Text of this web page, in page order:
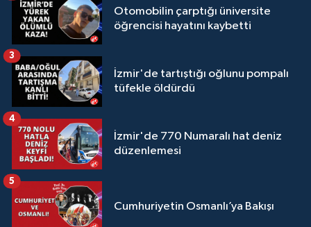
Otomobilin çarptığı üniversite
öğrencisi hayatını kaybetti
İzmir'de tartıştığı oğlunu pompalı
tüfekle öldürdü
3
İzmir'de 770 Numaralı hat deniz
düzenlemesi
4
Cumhuriyetin Osmanlı’ya Bakışı
5